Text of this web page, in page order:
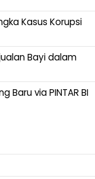
Kasus Korupsi
Bayi dalam
Baru via PINTAR BI